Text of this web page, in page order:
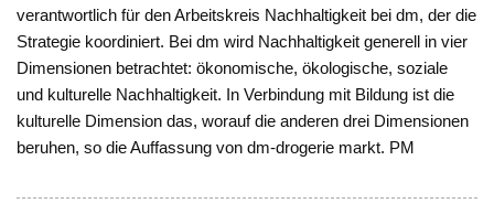
verantwortlich für den Arbeitskreis Nachhaltigkeit bei dm, der die
Strategie koordiniert. Bei dm wird Nachhaltigkeit generell in vier
Dimensionen betrachtet: ökonomische, ökologische, soziale
und kulturelle Nachhaltigkeit. In Verbindung mit Bildung ist die
kulturelle Dimension das, worauf die anderen drei Dimensionen
beruhen, so die Auffassung von dm-drogerie markt. PM